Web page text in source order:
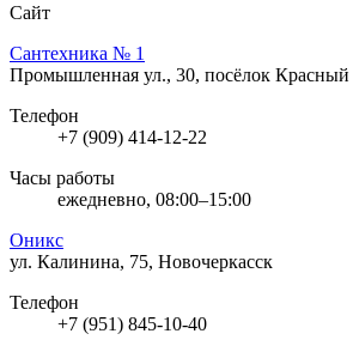
Сайт
Сантехника № 1
Промышленная ул., 30, посёлок Красный
Телефон
+7 (909) 414-12-22
Часы работы
ежедневно, 08:00–15:00
Оникс
ул. Калинина, 75, Новочеркасск
Телефон
+7 (951) 845-10-40